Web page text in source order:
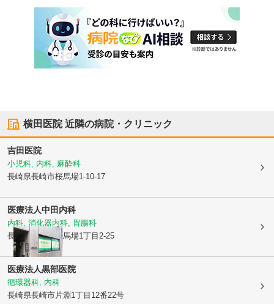
横田医院近隣の病院・クリニック
吉田医院
小児科, 内科, 麻酔科
長崎県長崎市桜馬場1-10-17
医療法人中田内科
内科, 消化器内科, 胃腸科
長崎県長崎市 桜馬場1丁目2-25
医療法人黒部医院
循環器科, 内科
長崎県長崎市片淵1丁目12番22号